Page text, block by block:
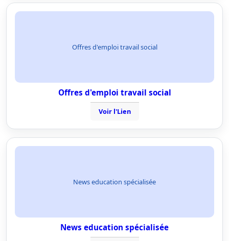
Offres d'emploi travail social
Offres d'emploi travail social
Voir l'Lien
News education spécialisée
News education spécialisée